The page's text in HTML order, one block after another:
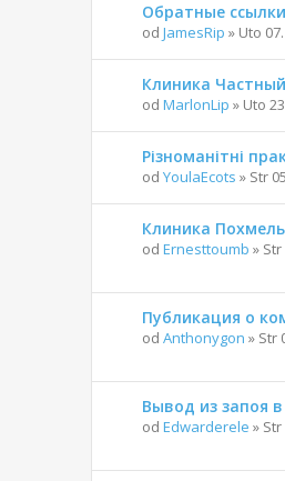
Обратные
od JamesRip » Uto
Клиника
od MarlonLip » Uto
Різноманітні
od YoulaEcots » Str
Клиника
od Ernesttoumb »
Публикация о
od Anthonygon » Str
Вывод из запоя
od Edwarderele »